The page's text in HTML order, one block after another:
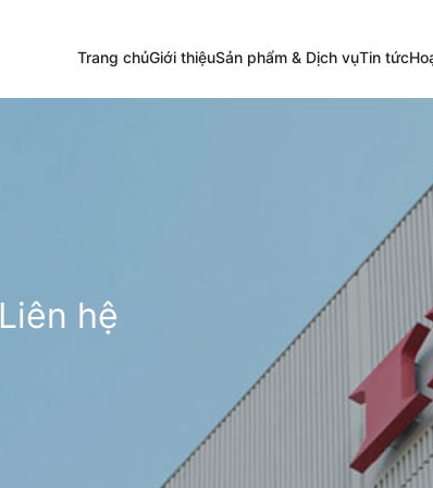
Trang chủGiới thiệuSản phẩm & Dịch vụTin tức
Liên hệ